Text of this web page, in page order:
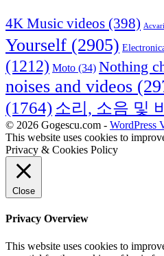
4K Music videos (398)
Yourself (2905)
(1212) Moto (34) Nothing
noises and videos
(1764) 소리, 소음 및
© 2026 Gogescu.com - WordPress
This website uses cookies to
Privacy & Cookies Policy
Close
Privacy Overview
This website uses cookies to